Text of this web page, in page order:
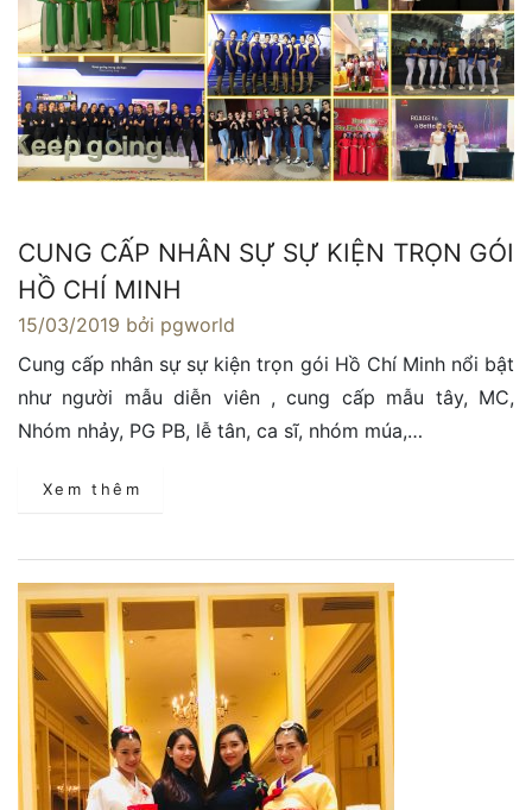
CUNG CẤP NHÂN SỰ SỰ KIỆN TRỌN GÓI
HỒ CHÍ MINH
15/03/2019 bởi pgworld
Cung cấp nhân sự sự kiện trọn gói Hồ Chí Minh nổi bật
như người mẫu diễn viên , cung cấp mẫu tây, MC,
Nhóm nhảy, PG PB, lễ tân, ca sĩ, nhóm múa,…
Xem thêm